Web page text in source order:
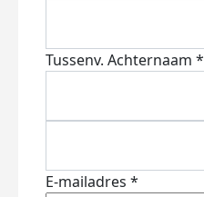
Tussenv. Achternaam *
E-mailadres *